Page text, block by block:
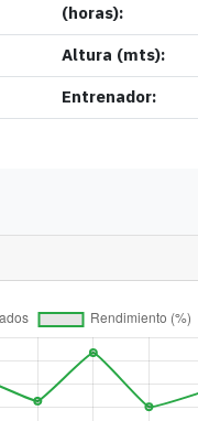
(horas):
Altura (mts):
Entrenador: